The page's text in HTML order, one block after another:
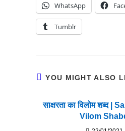
WhatsApp
Tumblr
YOU MIGHT ALSO
साक्षरता का विलोम शब्द |
Vilom